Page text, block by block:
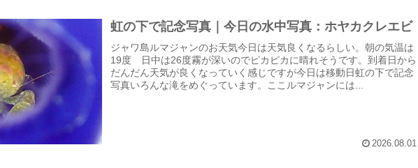
虹の下で記念写真｜今日の水中写真：ホヤカクレエビ
ジャワ島ルマジャンのお天気今日は天気良くなるらしい。朝の気温は
19度 日中は26度霧が深いのでピカピカに晴れそうです。到着日から
だんだん天気が良くなっていく感じですが今日は移動日虹の下で記念
写真いろんな滝をめぐっています。ここルマジャンには...
2026.08.01